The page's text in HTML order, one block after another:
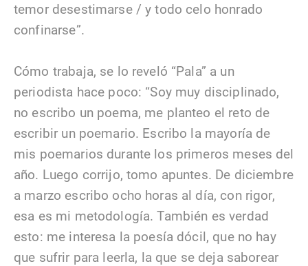
temor desestimarse / y todo celo honrado
confinarse”.
Cómo trabaja, se lo reveló “Pala” a un
periodista hace poco: “Soy muy disciplinado,
no escribo un poema, me planteo el reto de
escribir un poemario. Escribo la mayoría de
mis poemarios durante los primeros meses del
año. Luego corrijo, tomo apuntes. De diciembre
a marzo escribo ocho horas al día, con rigor,
esa es mi metodología. También es verdad
esto: me interesa la poesía dócil, que no hay
que sufrir para leerla, la que se deja saborear